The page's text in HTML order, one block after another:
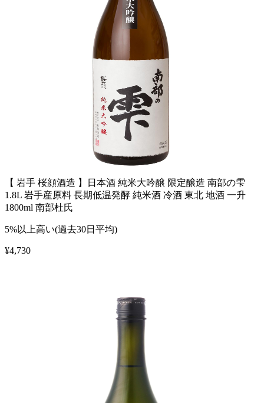
【 岩手 桜顔酒造 】日本酒 純米大吟醸 限定醸造 南部の雫
1.8L 岩手産原料 長期低温発酵 純米酒 冷酒 東北 地酒 一升
1800ml 南部杜氏
5%以上高い(過去30日平均)
¥4,730